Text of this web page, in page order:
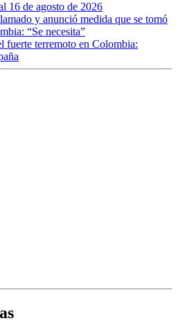
16 de agosto de 2026
y anunció medida que se tomó
“Se necesita”
fuerte terremoto en Colombia: